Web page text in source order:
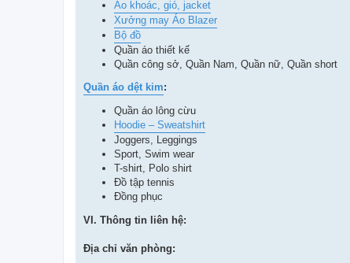
Áo khoác, gió, jacket
Xưởng may Áo Blazer
Bộ đồ
Quần áo thiết kế
Quần công sở, Quần Nam, Quần nữ, Quần short
Quần áo dệt kim:
Quần áo lông cừu
Hoodie – Sweatshirt
Joggers, Leggings
Sport, Swim wear
T-shirt, Polo shirt
Đồ tập tennis
Đồng phục
VI. Thông tin liên hệ:
Địa chỉ văn phòng: